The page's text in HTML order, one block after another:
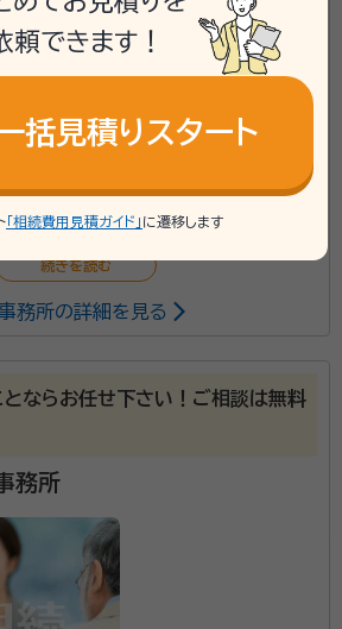
話でのご相談 無料
相談も受付中
/ 相続人調査
務所の詳細を見る
とならお任せ下さい！ご相談は無料
務所
頼できます！
括見積りスタート
「相続費用見積ガイド」 に遷移します